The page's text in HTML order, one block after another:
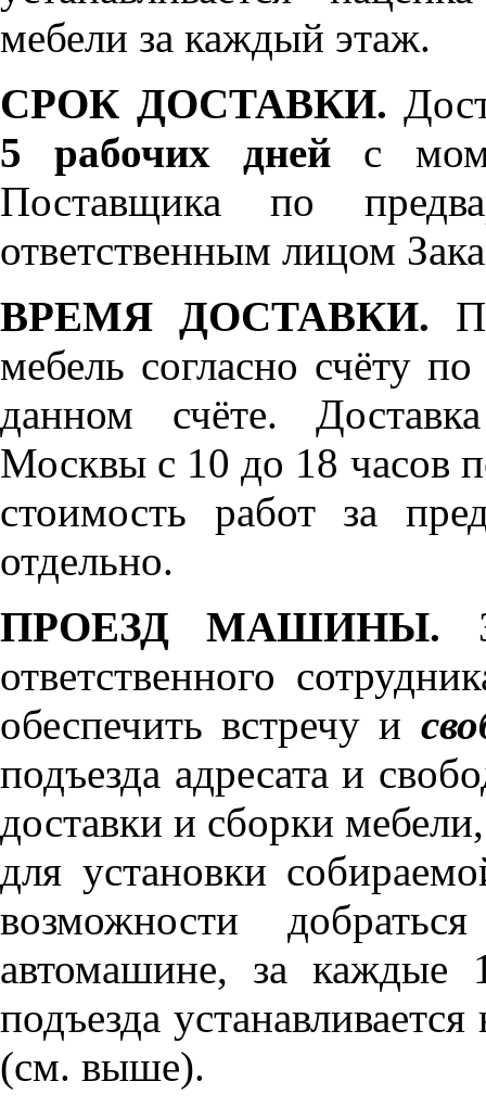
мебели за каждый этаж.
СРОК ДОСТАВКИ.
5 рабочих дней с
Поставщика по
ответственным лицом
ВРЕМЯ ДОСТАВКИ.
мебель согласно счёту
данном счёте.
Москвы с 10 до 18 часов
стоимость работ за
отдельно.
ПРОЕЗД МАШИНЫ.
ответственного
обеспечить встречу и
подъезда адресата и
доставки и сборки
для установки
возможности
автомашине, за каждые
подъезда
(см. выше).